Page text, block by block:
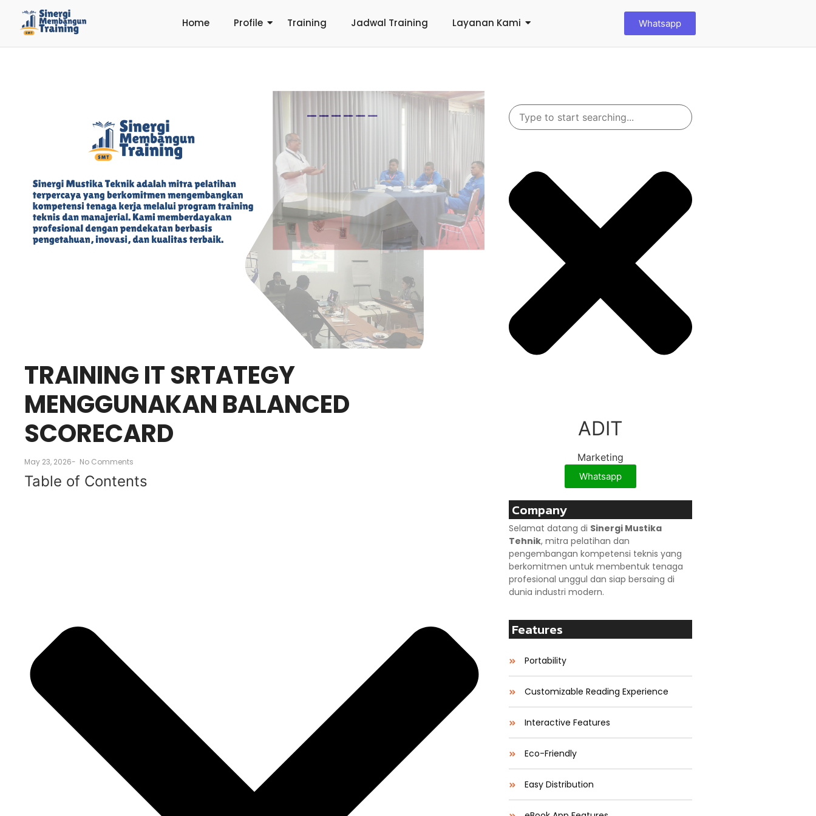
Home Profile Training Jadwal Training Layanan Kami Whatsapp
TRAINING IT SRTATEGY
MENGGUNAKAN BALANCED
SCORECARD
May 23, 2026- No Comments
Table of Contents
ADIT
Marketing
Whatsapp
Company
Selamat datang di Sinergi Mustika
Tehnik, mitra pelatihan dan
pengembangan kompetensi teknis yang
berkomitmen untuk membentuk tenaga
profesional unggul dan siap bersaing di
dunia industri modern.
Features
Portability
Customizable Reading Experience
Interactive Features
Eco-Friendly
Easy Distribution